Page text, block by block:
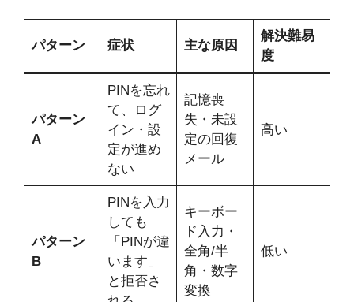
パターン 症状 主な原因
解決難易
度
パターン
A
PINを忘れ
て、ログ
イン・設
定が進め
ない
記憶喪
失・未設
定の回復
メール
高い
パターン
B
PINを入力
しても
「PINが違
います」
と拒否さ
キーボー
ド入力・
全角/半
角・数字
変換
低い